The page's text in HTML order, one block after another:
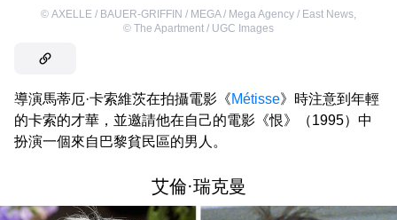
© AXELLE / BAUER-GRIFFIN / MEGA / Mega Agency / East News,
© The Apartment / UGC Images
導演馬蒂厄·卡索維茨在拍攝電影《Métisse》時注意到年輕
的卡索的才華，並邀請他在自己的電影《恨》（1995）中
扮演一個來自巴黎貧民區的男人。
艾倫·瑞克曼